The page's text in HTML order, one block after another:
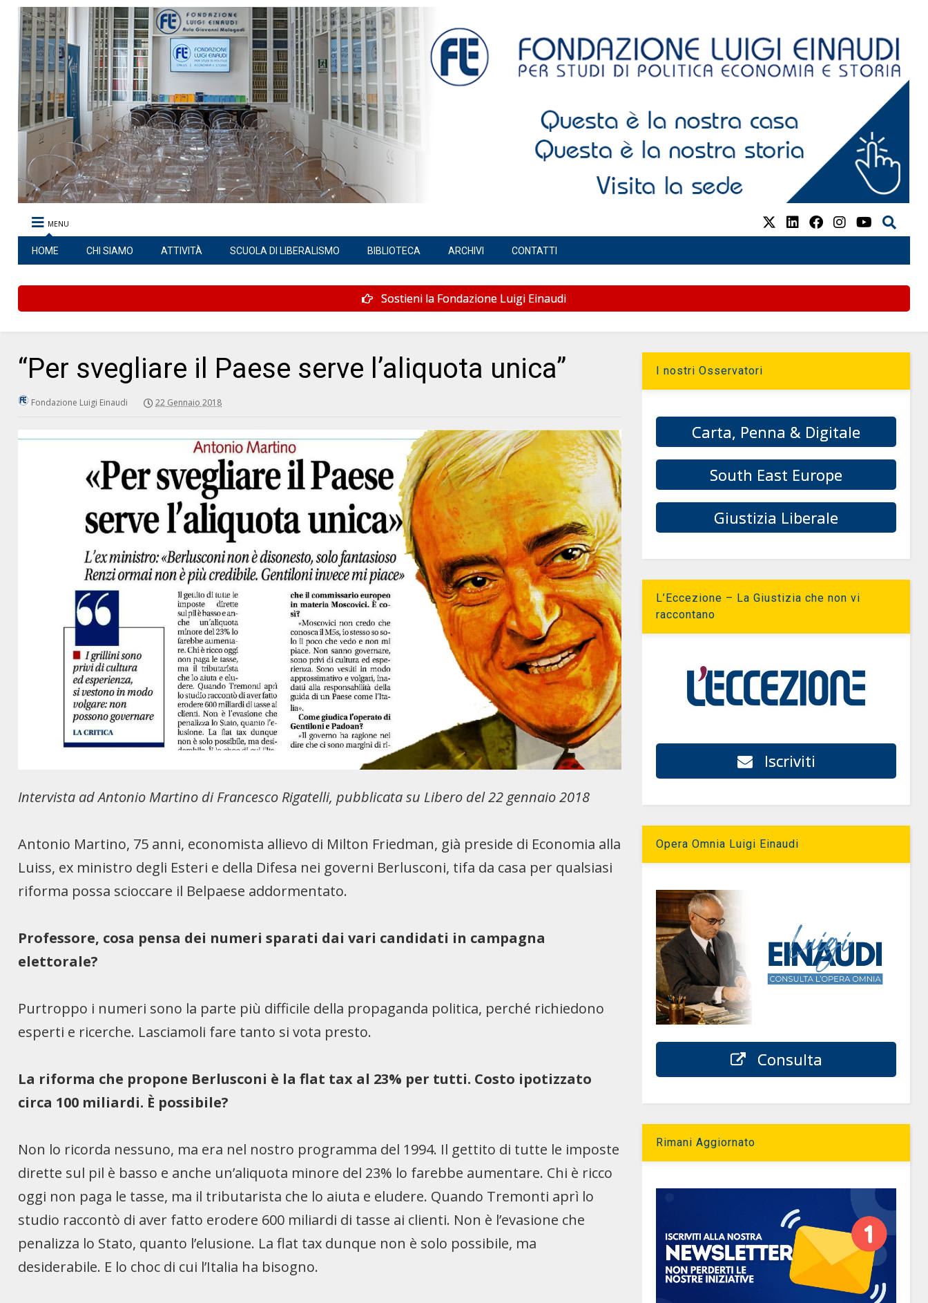
MENU
HOME CHI SIAMO ATTIVITÀ SCUOLA DI LIBERALISMO BIBLIOTECA ARCHIVI CONTATTI
Sostieni la Fondazione Luigi Einaudi
“Per svegliare il Paese serve l’aliquota unica”
Fondazione Luigi Einaudi 22 Gennaio 2018
Intervista ad Antonio Martino di Francesco Rigatelli, pubblicata su Libero del 22 gennaio 2018
Antonio Martino, 75 anni, economista allievo di Milton Friedman, già preside di Economia alla
Luiss, ex ministro degli Esteri e della Difesa nei governi Berlusconi, tifa da casa per qualsiasi
riforma possa scioccare il Belpaese addormentato.
Professore, cosa pensa dei numeri sparati dai vari candidati in campagna
elettorale?
Purtroppo i numeri sono la parte più difficile della propaganda politica, perché richiedono
esperti e ricerche. Lasciamoli fare tanto si vota presto.
La riforma che propone Berlusconi è la flat tax al 23% per tutti. Costo ipotizzato
circa 100 miliardi. È possibile?
Non lo ricorda nessuno, ma era nel nostro programma del 1994. Il gettito di tutte le imposte
dirette sul pil è basso e anche un’aliquota minore del 23% lo farebbe aumentare. Chi è ricco
oggi non paga le tasse, ma il tributarista che lo aiuta e eludere. Quando Tremonti aprì lo
studio raccontò di aver fatto erodere 600 miliardi di tasse ai clienti. Non è l’evasione che
penalizza lo Stato, quanto l’elusione. La flat tax dunque non è solo possibile, ma
desiderabile. E lo choc di cui l’Italia ha bisogno.
I nostri Osservatori
Carta, Penna & Digitale
South East Europe
Giustizia Liberale
L’Eccezione – La Giustizia che non vi
raccontano
Iscriviti
Opera Omnia Luigi Einaudi
Consulta
Rimani Aggiornato